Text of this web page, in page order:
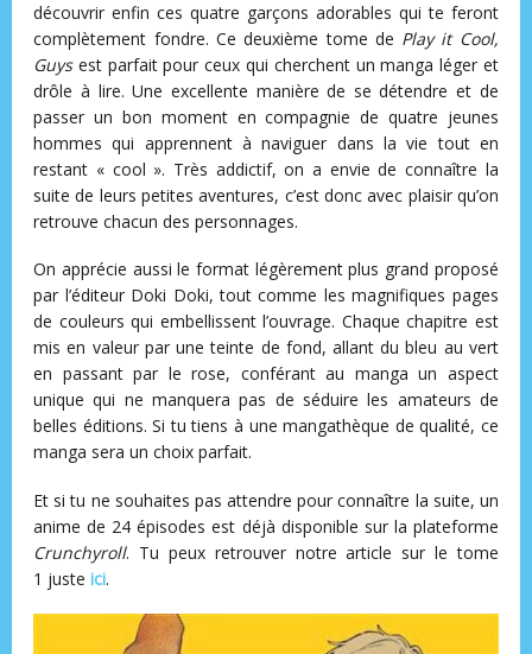
découvrir enfin ces quatre garçons adorables qui te feront
complètement fondre. Ce deuxième tome de Play it Cool,
Guysest parfait pour ceux qui cherchent un manga léger et
drôle à lire. Une excellente manière de se détendre et de
passer un bon moment en compagnie de quatre jeunes
hommes qui apprennent à naviguer dans la vie tout en
restant « cool ». Très addictif, on a envie de connaître la
suite de leurs petites aventures, c’est donc avec plaisir qu’on
retrouve chacun des personnages.
On apprécie aussi le format légèrement plus grand proposé
par l’éditeur Doki Doki, tout comme les magnifiques pages
de couleurs qui embellissent l’ouvrage. Chaque chapitre est
mis en valeur par une teinte de fond, allant du bleu au vert
en passant par le rose, conférant au manga un aspect
unique qui ne manquera pas de séduire les amateurs de
belles éditions. Si tu tiens à une mangathèque de qualité, ce
manga sera un choix parfait.
Et si tu ne souhaites pas attendre pour connaître la suite, un
anime de 24 épisodes est déjà disponible sur la plateforme
Crunchyroll. Tu peux retrouver notre article sur le tome
1 justeici.